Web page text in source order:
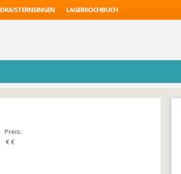
DKA/STERNSINGEN LAGERKOCHBUCH
Preis:
€ €